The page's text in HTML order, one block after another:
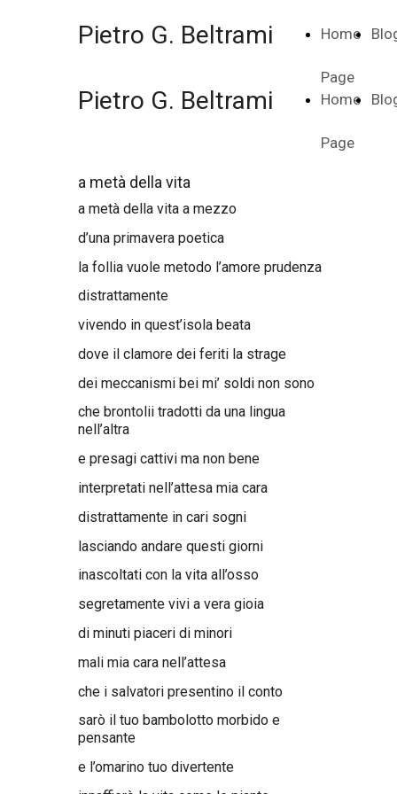
Home
Page
Pietro G. Beltrami
Home
Page
Pietro G. Beltrami
a metà della vita
a metà della vita a mezzo
d’una primavera poetica
la follia vuole metodo l’amore prudenza
distrattamente
vivendo in quest’isola beata
dove il clamore dei feriti la strage
dei meccanismi bei mi’ soldi non sono
che brontolii tradotti da una lingua
nell’altra
e presagi cattivi ma non bene
interpretati nell’attesa mia cara
distrattamente in cari sogni
lasciando andare questi giorni
inascoltati con la vita all’osso
segretamente vivi a vera gioia
di minuti piaceri di minori
mali mia cara nell’attesa
che i salvatori presentino il conto
sarò il tuo bambolotto morbido e
pensante
e l’omarino tuo divertente